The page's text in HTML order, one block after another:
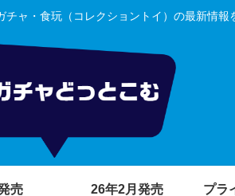
ャ・食玩（コレクショントイ）の最新情報
売 26年2月発売 プラ